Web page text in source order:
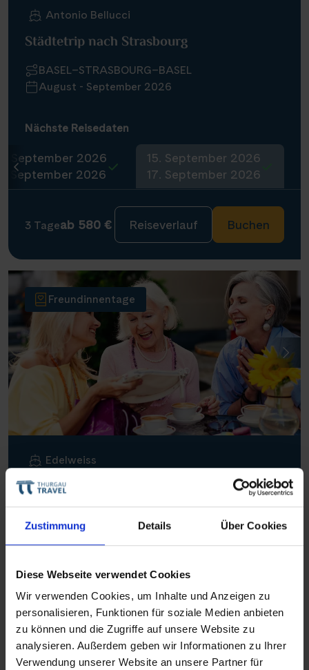
Zustimmung Details Über Cookies
Diese Webseite verwendet Cookies
Wir verwenden Cookies, um Inhalte und Anzeigen zu
personalisieren, Funktionen für soziale Medien anbieten
zu können und die Zugriffe auf unsere Website zu
analysieren. Außerdem geben wir Informationen zu Ihrer
Verwendung unserer Website an unsere Partner für
Antonio Bellucci
Städtetrip nach Strasbourg
BASEL–STRASBOURG–BASEL
August - September 2026
Nächste Reisedaten
September 2026
September 2026
15. September 2026
17. September 2026
3 Tageab 580 € Reiseverlauf Buchen
Freundinnentage
Edelweiss
Freundinnentage nach Straßburg
April - September 2027
Nächste Reisedaten
2. April 2027
4. April 2027
14. September 2027
16. September 2027